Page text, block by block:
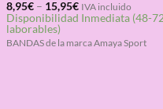
Valorado
con4.67
de 5
8,95€ – 15,95€ IVA incluido
Disponibilidad Inmediata (48-
laborables)
BANDAS de la marca Amaya Sport